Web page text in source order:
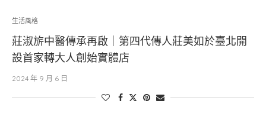
生活風格
莊淑旂中醫傳承再啟｜第四代傳人莊美如於臺北開
設首家轉大人創始實體店
2024 年 9 月 6 日